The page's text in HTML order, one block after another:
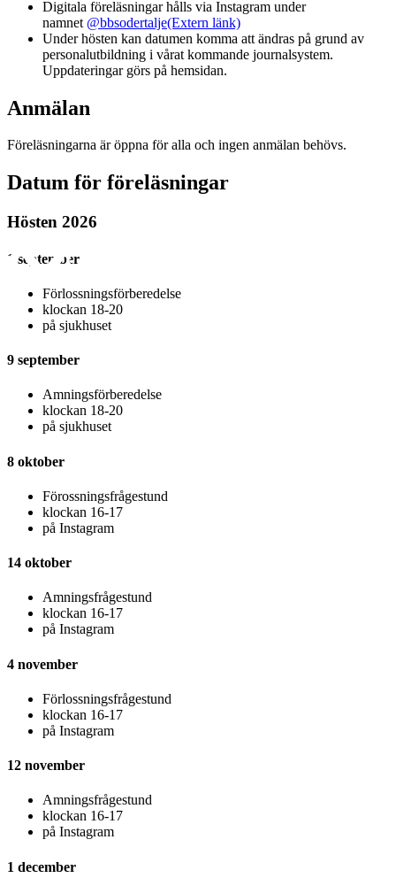
Digitala föreläsningar hålls via Instagram under
namnet @bbsodertalje(Extern länk)
Under hösten kan datumen komma att ändras på grund av
personalutbildning i vårat kommande journalsystem.
Uppdateringar görs på hemsidan.
Anmälan
Föreläsningarna är öppna för alla och ingen anmälan behövs.
Datum för föreläsningar
Hösten 2026
1 september
Förlossningsförberedelse
klockan 18-20
på sjukhuset
9 september
Amningsförberedelse
klockan 18-20
på sjukhuset
8 oktober
Förossningsfrågestund
klockan 16-17
på Instagram
14 oktober
Amningsfrågestund
klockan 16-17
på Instagram
4 november
Förlossningsfrågestund
klockan 16-17
på Instagram
12 november
Amningsfrågestund
klockan 16-17
på Instagram
1 december